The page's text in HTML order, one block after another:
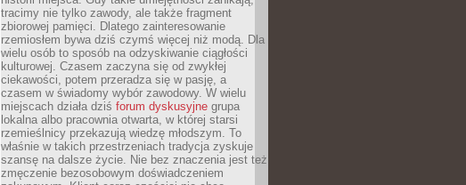
tracimy nie tylko zawody, ale także fragment
zbiorowej pamięci. Dlatego zainteresowanie
rzemiosłem bywa dziś czymś więcej niż modą. Dla
wielu osób to sposób na odzyskiwanie ciągłości
kulturowej. Czasem zaczyna się od zwykłej
ciekawości, potem przeradza się w pasję, a
czasem w świadomy wybór zawodowy. W wielu
miejscach działa dziś forum dyskusyjne grupa
lokalna albo pracownia otwarta, w której starsi
rzemieślnicy przekazują wiedzę młodszym. To
właśnie w takich przestrzeniach tradycja zyskuje
szansę na dalsze życie. Nie bez znaczenia jest też
zmęczenie bezosobowym doświadczeniem